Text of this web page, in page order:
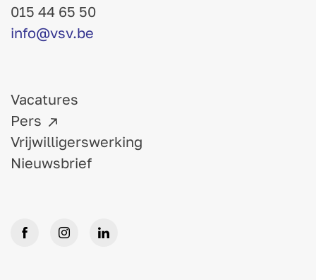
015 44 65 50
info@vsv.be
Vacatures
Pers
Vrijwilligerswerking
Nieuwsbrief